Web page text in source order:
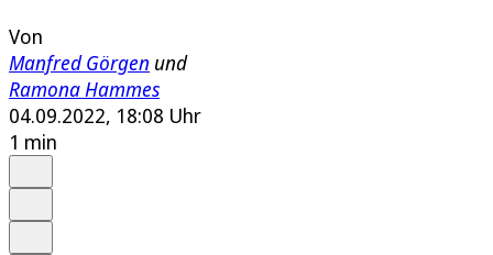
Von
Manfred Görgen und
Ramona Hammes
04.09.2022, 18:08 Uhr
1 min